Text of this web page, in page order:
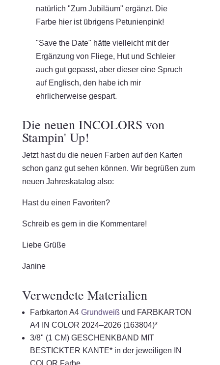
natürlich "Zum Jubiläum" ergänzt. Die
Farbe hier ist übrigens Petunienpink!
"Save the Date" hätte vielleicht mit der
Ergänzung von Fliege, Hut und Schleier
auch gut gepasst, aber dieser eine Spruch
auf Englisch, den habe ich mir
ehrlicherweise gespart.
Die neuen INCOLORS von
Stampin' Up!
Jetzt hast du die neuen Farben auf den Karten
schon ganz gut sehen können. Wir begrüßen zum
neuen Jahreskatalog also:
Hast du einen Favoriten?
Schreib es gern in die Kommentare!
Liebe Grüße
Janine
Verwendete Materialien
Farbkarton A4 Grundweiß und FARBKARTON
A4 IN COLOR 2024–2026 (163804)*
3/8" (1 CM) GESCHENKBAND MIT
BESTICKTER KANTE* in der jeweiligen IN
COLOR Farbe